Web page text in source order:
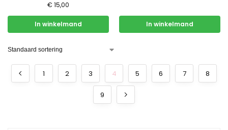
€ 15,00
In winkelmand In winkelmand
1 2 3 4 5 6 7 8
9